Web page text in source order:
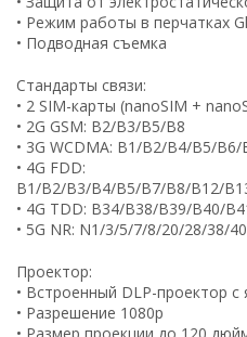
• Режим работы в перчатках
• Подводная съемка
Стандарты связи:
• 2 SIM-карты (nanoSIM +
• 2G GSM: B2/B3/B5/B8
• 3G WCDMA: B1/B2/B4/B5/B6/
• 4G FDD:
B1/B2/B3/B4/B5/B7/B8/B12/
• 4G TDD: B34/B38/B39/B40/
• 5G NR: N1/3/5/7/8/20/28/38/
Проектор:
• Встроенный DLP-проектор
• Разрешение 1080p